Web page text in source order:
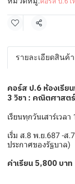
แชร์
รายละเอียดสินค้า
คอร์ส ป.6 ห้องเรีย
3 วิชา : คณิตศาสต
เรียนทุกวันเสาร์เวล
เริ่ม ส.8 พ.ย.687 -ส
ประกาศของรัฐบาล)
ค่าเรียน 5,800 บาท